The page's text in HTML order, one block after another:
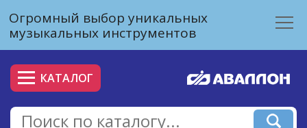
Огромный выбор уникальных
музыкальных инструментов
КАТАЛОГ